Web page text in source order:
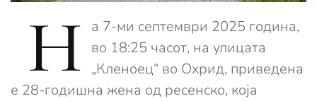
Н а 7-ми септември 2025 година,
во 18:25 часот, на улицата
„Кленоец“ во Охрид, приведена
е 28-годишна жена од ресенско, која